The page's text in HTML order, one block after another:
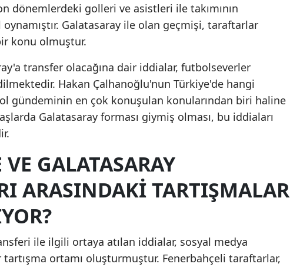
Kayseri
Kırklareli
Kocaeli
Konya
Kahramanmaraş
Muğla
dönemlerdeki golleri ve asistleri ile takımının
Galatasaray ile olan geçmişi, taraftarlar
konu olmuştur.
transfer olacağına dair iddialar, futbolseverler
Hakan Çalhanoğlu'nun Türkiye'de hangi
gündeminin en çok konuşulan konularından biri haline
Galatasaray forması giymiş olması, bu iddiaları
GALATASARAY
ARASINDAKI TARTIŞMALAR
ile ilgili ortaya atılan iddialar, sosyal medya
ortamı oluşturmuştur. Fenerbahçeli taraftarlar,